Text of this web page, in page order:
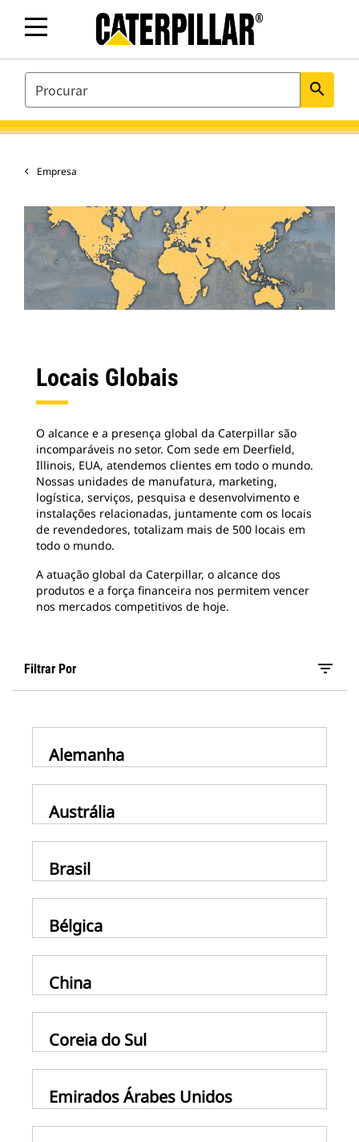
SEARCH search
Empresa
Locais Globais
O alcance e a presença global da Caterpillar são
incomparáveis no setor. Com sede em Deerfield,
Illinois, EUA, atendemos clientes em todo o mundo.
Nossas unidades de manufatura, marketing,
logística, serviços, pesquisa e desenvolvimento e
instalações relacionadas, juntamente com os locais
de revendedores, totalizam mais de 500 locais em
todo o mundo.
A atuação global da Caterpillar, o alcance dos
produtos e a força financeira nos permitem vencer
nos mercados competitivos de hoje.
Filtrar Por filter_list
Alemanha
Austrália
Brasil
Bélgica
China
Coreia do Sul
Emirados Árabes Unidos